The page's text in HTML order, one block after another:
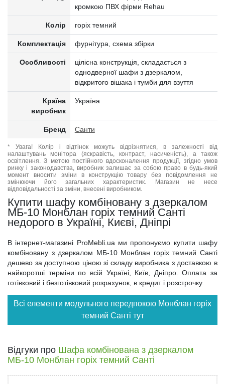
кромкою ПВХ фірми Rehau
Колір горіх темний
Комплектація фурнітура, схема збірки
Особливості
цілісна конструкція, складається з
однодверної шафи з дзеркалом,
відкритого вішака і тумби для взуття
Країна
виробник
Україна
Бренд Санти
* Увага! Колір і відтінок можуть відрізнятися, в залежності від
налаштувань монітора (яскравість, контраст, насиченість), а також
освітлення. З метою постійного вдосконалення продукції, згідно умов
ринку і законодавства, виробник залишає за собою право в будь-який
момент вносити зміни в конструкцію товару без повідомлення не
змінюючи його загальних характеристик. Магазин не несе
відповідальності за зміни, внесені виробником.
Купити шафу комбіновану з дзеркалом
МБ-10 Монблан горіх темний Санті
недорого в Україні, Києві, Дніпрі
В інтернет-магазині ProMebli.ua ми пропонуємо купити шафу
комбіновану з дзеркалом МБ-10 Монблан горіх темний Санті
дешево за доступною ціною зі складу виробника з доставкою в
найкоротші терміни по всій Україні, Київ, Дніпро. Оплата за
готівковий і безготівковий розрахунок, в кредит і розстрочку.
Всі елементи модульного передпокою Монблан горіх
темний Санті тут
Відгуки про Шафа комбінована з дзеркалом
МБ-10 Монблан горіх темний Санті